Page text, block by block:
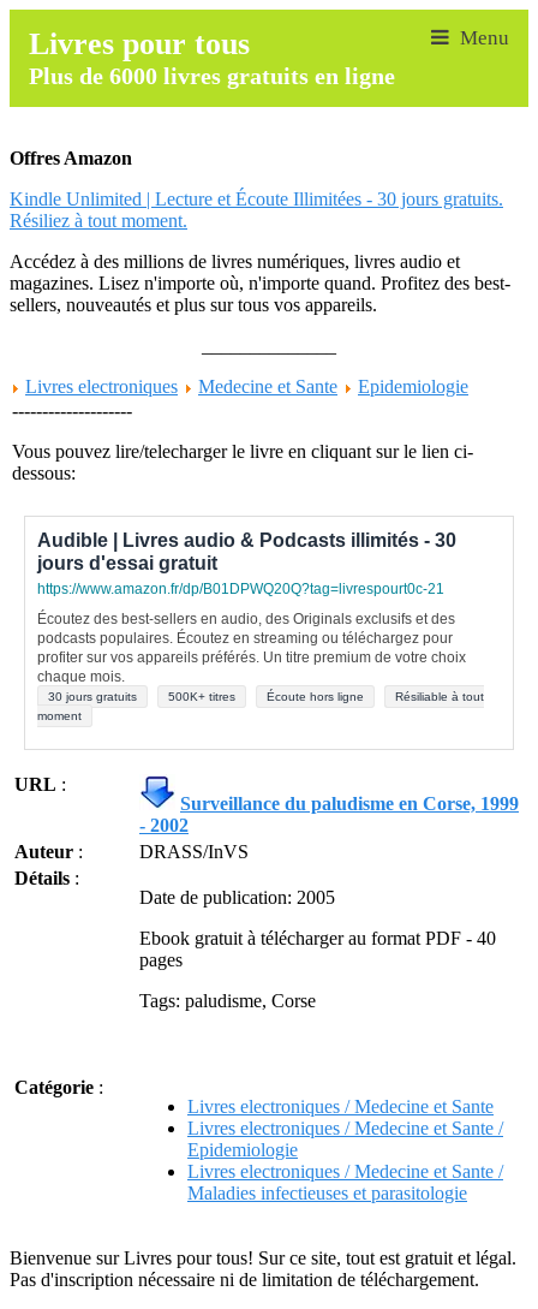
Livres pour tous
Plus de 6000 livres gratuits en ligne
Offres Amazon
Kindle Unlimited | Lecture et Écoute Illimitées - 30 jours gratuits.
Résiliez à tout moment.
Accédez à des millions de livres numériques, livres audio et
magazines. Lisez n'importe où, n'importe quand. Profitez des best-
sellers, nouveautés et plus sur tous vos appareils.
Livres electroniques
Medecine et Sante
Epidemiologie
--------------------
Vous pouvez lire/telecharger le livre en cliquant sur le lien ci-
dessous:
Audible | Livres audio & Podcasts illimités - 30
jours d'essai gratuit
https://www.amazon.fr/dp/B01DPWQ20Q?tag=livrespourt0c-21
Écoutez des best-sellers en audio, des Originals exclusifs et des
podcasts populaires. Écoutez en streaming ou téléchargez pour
profiter sur vos appareils préférés. Un titre premium de votre choix
chaque mois.
30 jours gratuits 500K+ titres Écoute hors ligne
Résiliable à tout
moment
URL :
Surveillance du paludisme en Corse, 1999
- 2002
Auteur :
DRASS/InVS
Détails :
Date de publication: 2005
Ebook gratuit à télécharger au format PDF - 40
pages
Tags: paludisme, Corse
Catégorie :
Livres electroniques / Medecine et Sante
Livres electroniques / Medecine et Sante /
Epidemiologie
Livres electroniques / Medecine et Sante /
Maladies infectieuses et parasitologie
Bienvenue sur Livres pour tous! Sur ce site, tout est gratuit et légal.
Pas d'inscription nécessaire ni de limitation de téléchargement.